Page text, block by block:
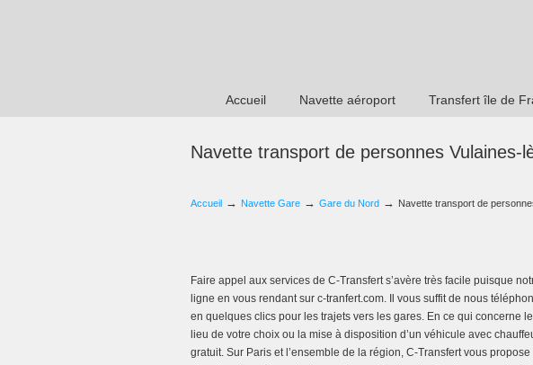
Accueil Navette aéroport Transfert île de
Navette transport de personnes Vulaines-
Accueil → Navette Gare → Gare du Nord → Navette transport de
Faire appel aux services de C-Transfert s’avère très facile puisque
ligne en vous rendant sur c-tranfert.com. Il vous suffit de nous
en quelques clics pour les trajets vers les gares. En ce qui concerne
lieu de votre choix ou la mise à disposition d’un véhicule avec
gratuit. Sur Paris et l’ensemble de la région, C-Transfert vous